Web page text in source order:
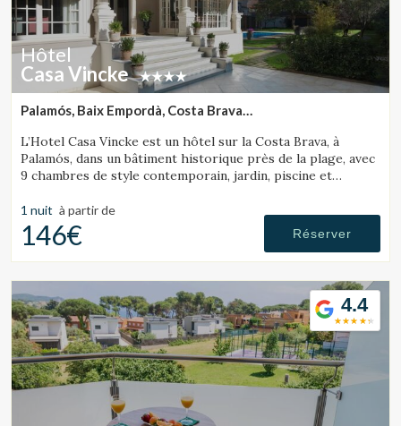
Hôtel
Casa Vincke
Palamós, Baix Empordà, Costa Brava
L’Hotel Casa Vincke est un hôtel sur la Costa Brava, à
Palamós, dans un bâtiment historique près de la plage, avec
9 chambres de style contemporain, jardin, piscine et
1 nuit à partir de
146€ Réserver
4.4